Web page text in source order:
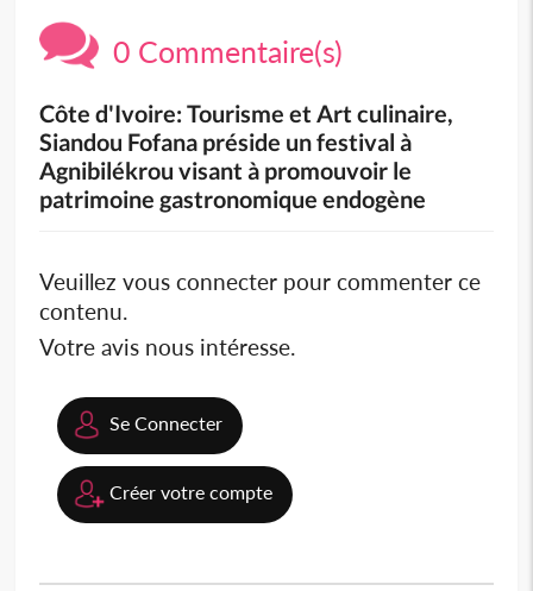
0 Commentaire(s)
Côte d'Ivoire: Tourisme et Art culinaire,
Siandou Fofana préside un festival à
Agnibilékrou visant à promouvoir le
patrimoine gastronomique endogène
Veuillez vous connecter pour commenter ce
contenu.
Votre avis nous intéresse.
Se Connecter
Créer votre compte